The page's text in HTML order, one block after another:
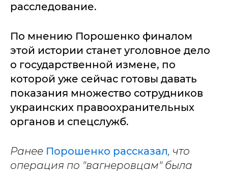
расследование.
По мнению Порошенко финалом
этой истории станет уголовное дело
о государственной измене, по
которой уже сейчас готовы давать
показания множество сотрудников
украинских правоохранительных
органов и спецслужб.
Ранее Порошенко рассказал, что
операция по "вагнеровцам" была